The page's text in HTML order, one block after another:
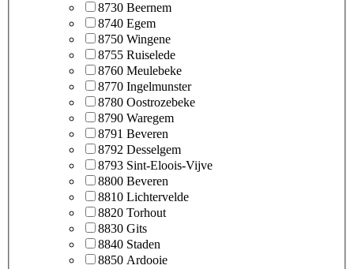
8730 Beernem
8740 Egem
8750 Wingene
8755 Ruiselede
8760 Meulebeke
8770 Ingelmunster
8780 Oostrozebeke
8790 Waregem
8791 Beveren
8792 Desselgem
8793 Sint-Eloois-Vijve
8800 Beveren
8810 Lichtervelde
8820 Torhout
8830 Gits
8840 Staden
8850 Ardooie